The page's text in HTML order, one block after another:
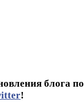
блога по
!